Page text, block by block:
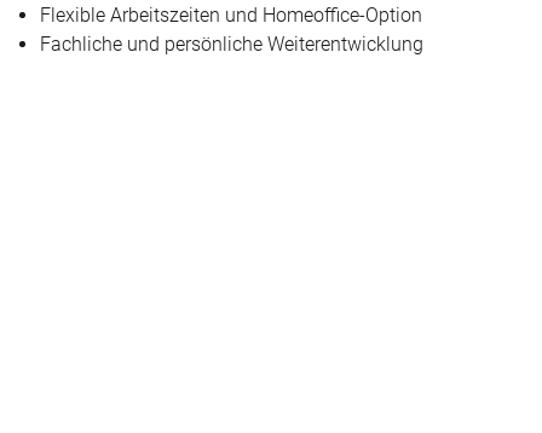
Flexible Arbeitszeiten und Homeoffice-Option
Fachliche und persönliche Weiterentwicklung